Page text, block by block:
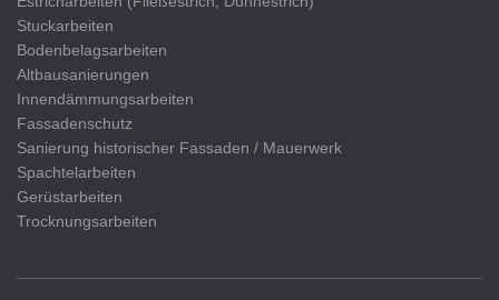
Stuckarbeiten
Bodenbelagsarbeiten
Altbausanierungen
Innendämmungsarbeiten
Fassadenschutz
Sanierung historischer Fassaden / Mauerwerk
Spachtelarbeiten
Gerüstarbeiten
Trocknungsarbeiten